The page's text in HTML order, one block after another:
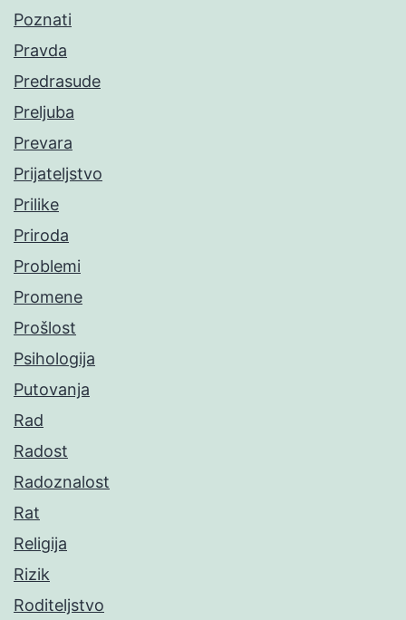
Poznati
Pravda
Predrasude
Preljuba
Prevara
Prijateljstvo
Prilike
Priroda
Problemi
Promene
Prošlost
Psihologija
Putovanja
Rad
Radost
Radoznalost
Rat
Religija
Rizik
Roditeljstvo